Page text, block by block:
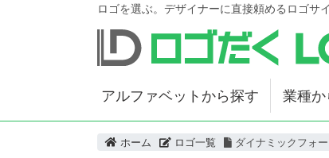
ロゴを選ぶ。デザイナーに直接頼めるロゴサ
アルファベットから探す 業種
ホーム ロゴ一覧 ダイナミックフォ